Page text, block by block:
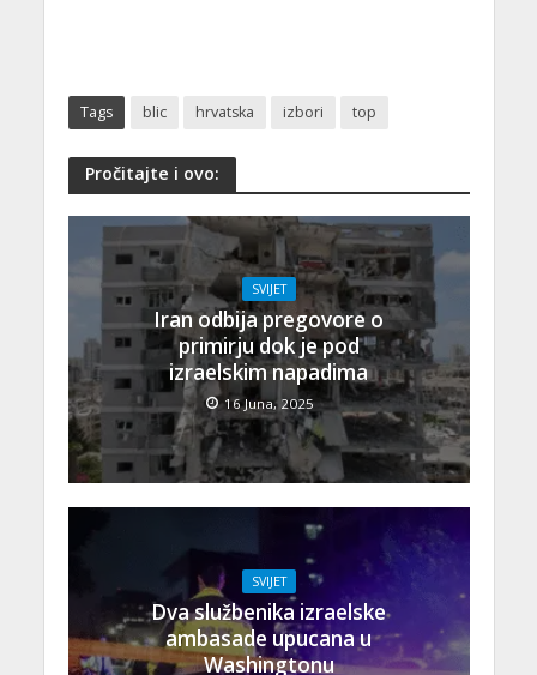
Tags blic hrvatska izbori top
Pročitajte i ovo:
SVIJET
Iran odbija pregovore o
primirju dok je pod
izraelskim napadima
16 Juna, 2025
SVIJET
Dva službenika izraelske
ambasade upucana u
Washingtonu